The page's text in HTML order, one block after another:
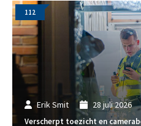
Erik Smit 28 juli 2026
Verscherpt toezicht en
112